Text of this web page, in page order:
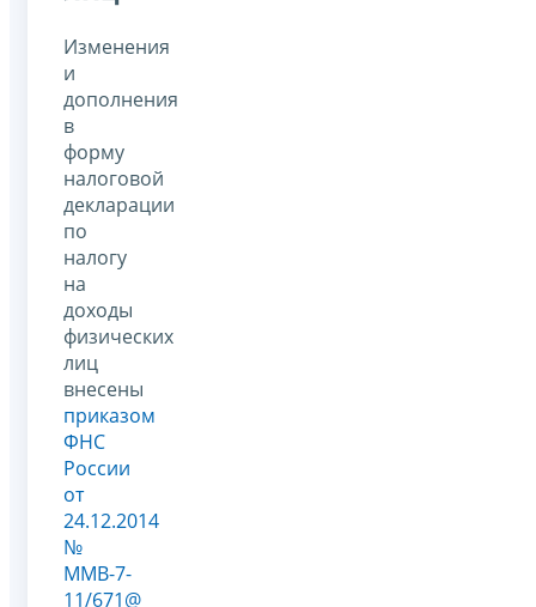
Изменения
и
дополнения
в
форму
налоговой
декларации
по
налогу
на
доходы
физических
лиц
внесены
приказом
ФНС
России
от
24.12.2014
№
ММВ-7-
11/671@